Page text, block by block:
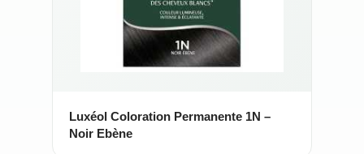
Luxéol Coloration Permanente 1N –
Noir Ebène